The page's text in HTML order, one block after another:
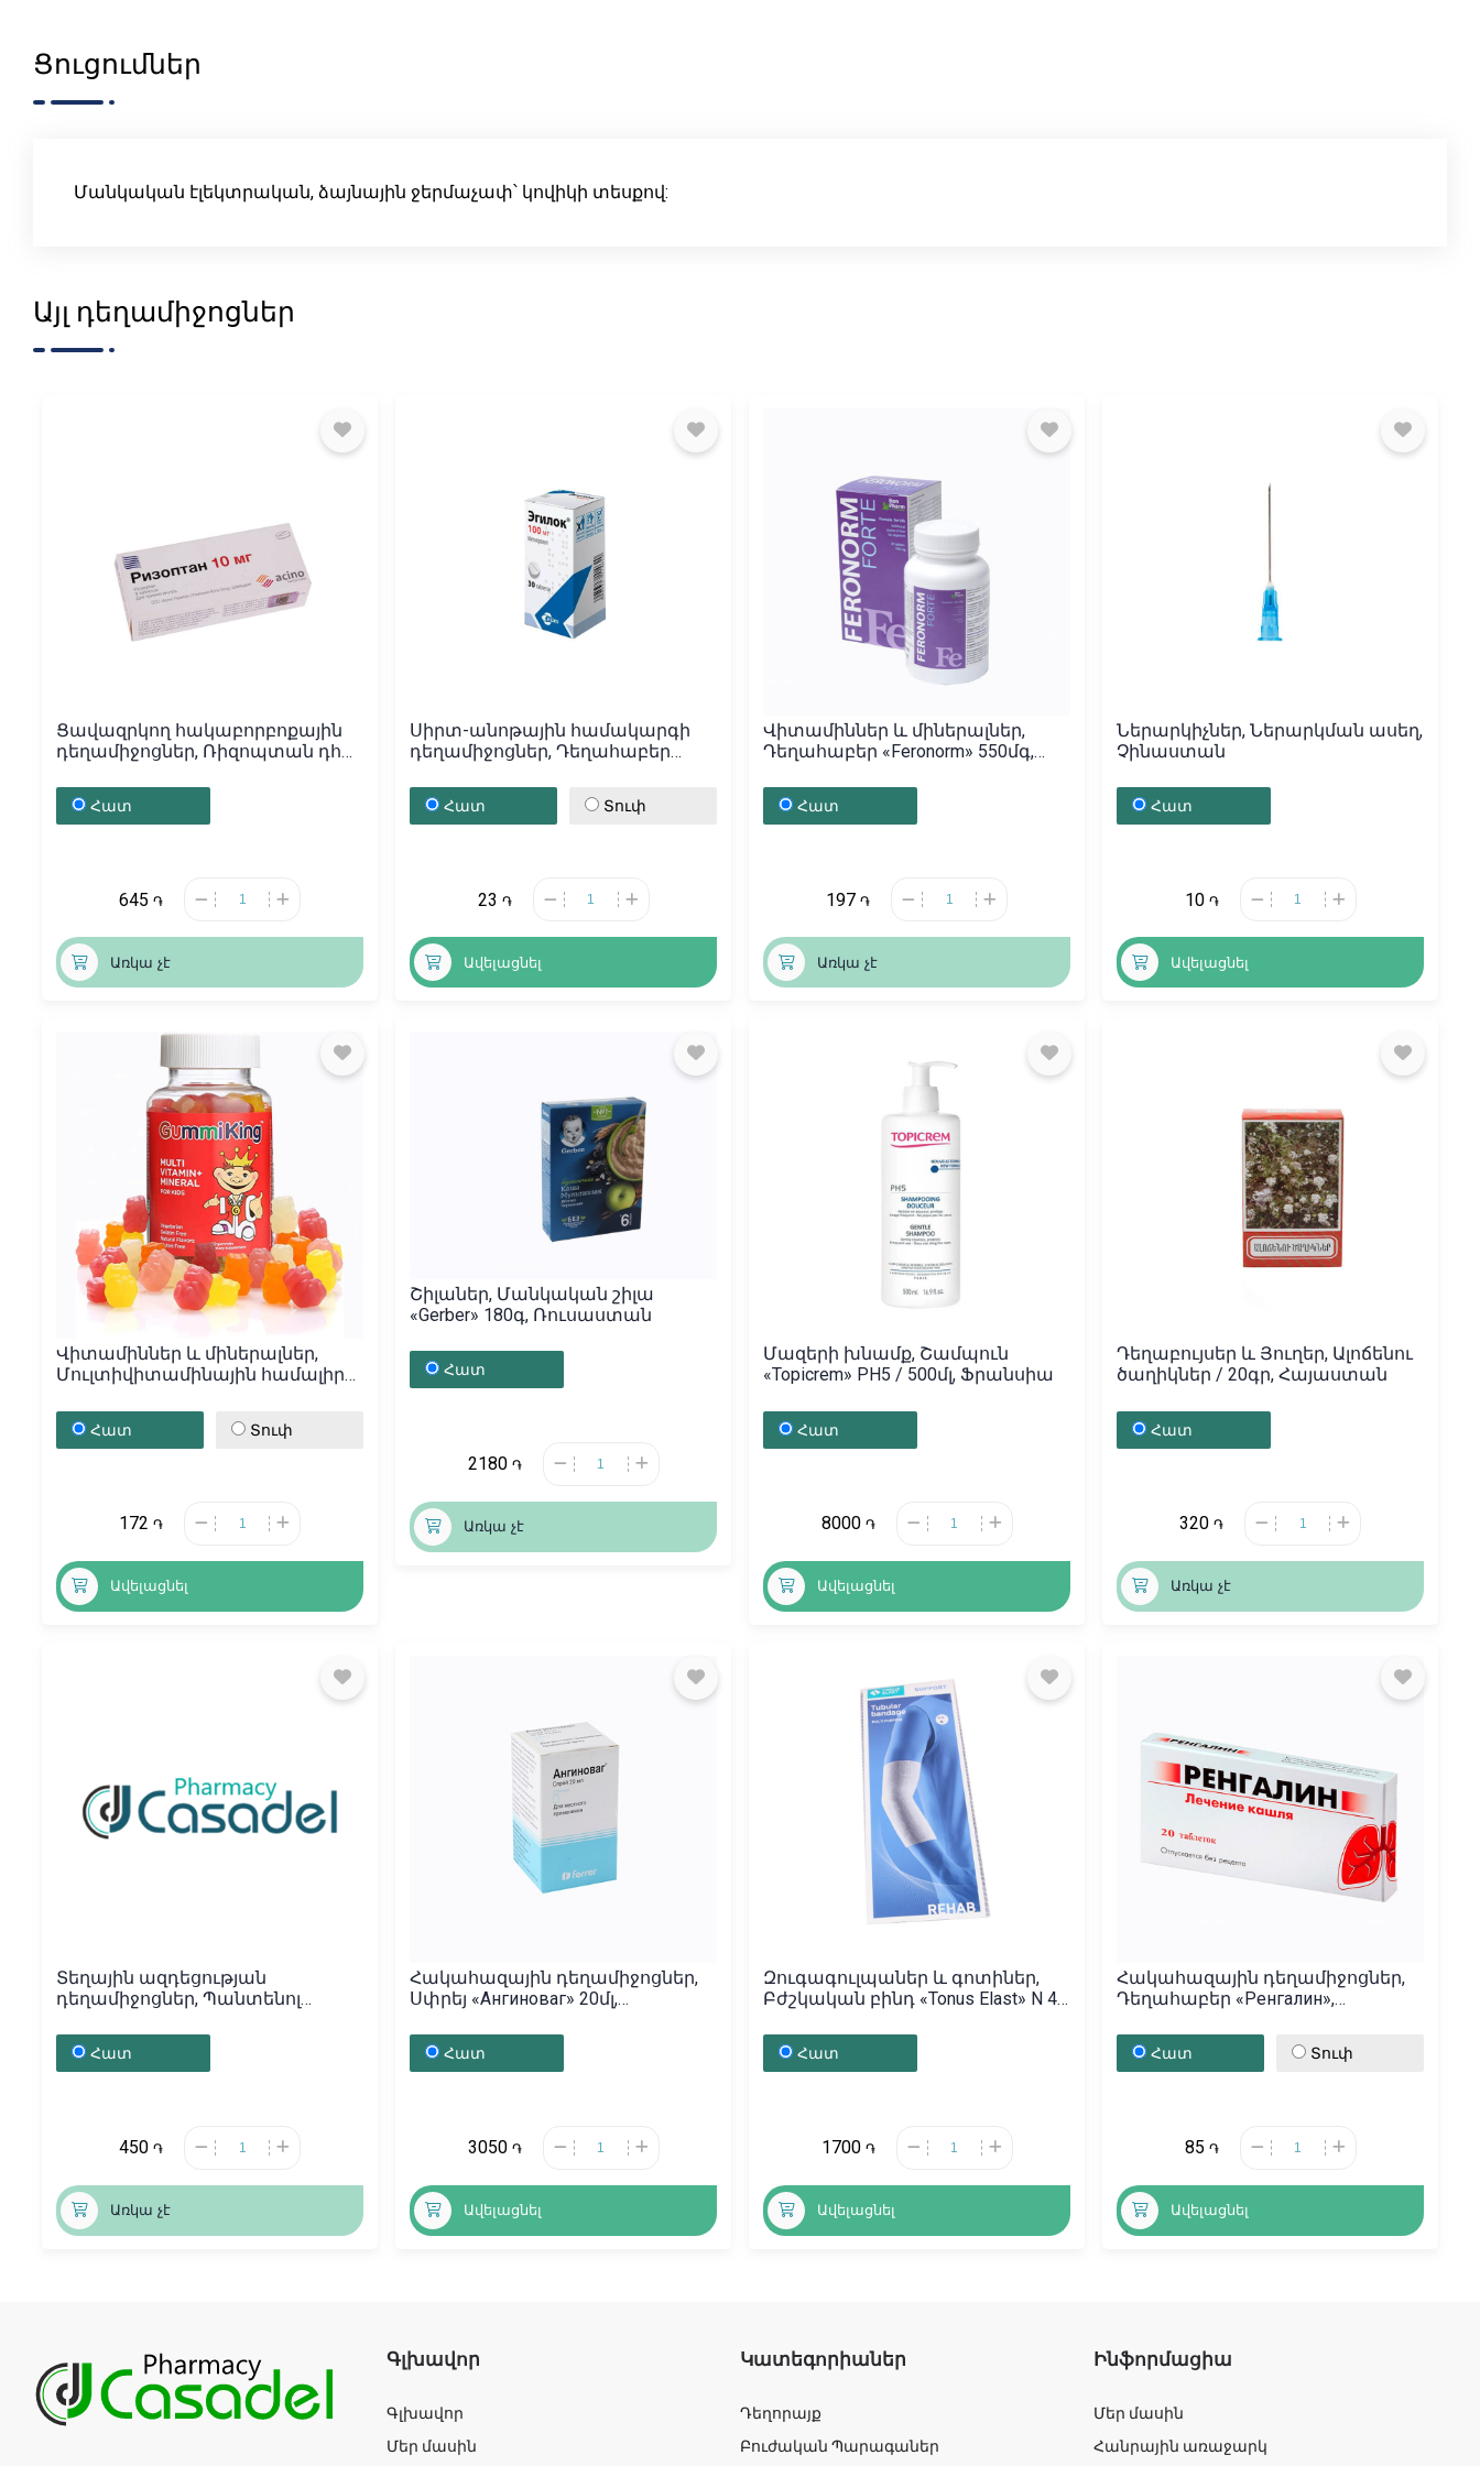
Ցուցումներ
Մանկական էլեկտրական, ձայնային ջերմաչափ՝ կովիկի տեսքով:
Այլ դեղամիջոցներ
Ցավազրկող հակաբորբոքային
դեղամիջոցներ, Ռիզոպտան դհտ
Հատ
645 ֏
Առկա չէ
Սիրտ-անոթային համակարգի
դեղամիջոցներ, Դեղահաբեր
Հատ Տուփ
23 ֏
Ավելացնել
Վիտամիններ և միներալներ,
Դեղահաբեր «Feronorm» 550մգ,
Հատ
197 ֏
Առկա չէ
Ներարկիչներ, Ներարկման ասեղ,
Չինաստան
Հատ
10 ֏
Ավելացնել
Վիտամիններ և միներալներ,
Մուլտիվիտամինային համալիր
Հատ Տուփ
172 ֏
Ավելացնել
Շիլաներ, Մանկական շիլա
«Gerber» 180գ, Ռուսաստան
Հատ
2180 ֏
Առկա չէ
Մազերի խնամք, Շամպուն
«Topicrem» PH5 / 500մլ, Ֆրանսիա
Հատ
8000 ֏
Ավելացնել
Դեղաբույսեր և Յուղեր, Ալոճենու
ծաղիկներ / 20գր, Հայաստան
Հատ
320 ֏
Առկա չէ
Տեղային ազդեցության
դեղամիջոցներ, Պանտենոլ
Ռուսաստան
Հատ
450 ֏
Առկա չէ
Հակահազային դեղամիջոցներ,
Սփրեյ «Ангиноваг» 20մլ,
Հատ
3050 ֏
Ավելացնել
Զուգագուլպաներ և գոտիներ,
Բժշկական բինդ «Tonus Elast» N 4,
Հատ
1700 ֏
Ավելացնել
Հակահազային դեղամիջոցներ,
Դեղահաբեր «Ренгалин»,
Հատ Տուփ
85 ֏
Ավելացնել
Գլխավոր
Գլխավոր
Մեր մասին
Կատեգորիաներ
Դեղորայք
Բուժական Պարագաներ
Ինֆորմացիա
Մեր մասին
Հանրային առաջարկ